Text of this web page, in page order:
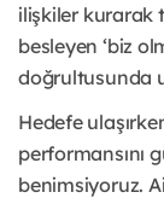
ilişkiler kurarak
besleyen ‘biz
doğrultusunda
Hedefe
performansını
benimsiyoruz.